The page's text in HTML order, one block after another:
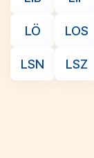
LÖ LOS
LSN LSZ